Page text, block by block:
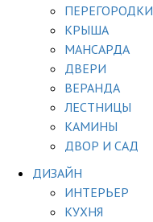
ПЕРЕГОРОДКИ
КРЫША
МАНСАРДА
ДВЕРИ
ВЕРАНДА
ЛЕСТНИЦЫ
КАМИНЫ
ДВОР И САД
ДИЗАЙН
ИНТЕРЬЕР
КУХНЯ